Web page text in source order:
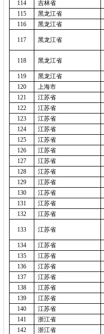
114 吉林省
115
黑龙江省
116
黑龙江省
117 黑龙江省
118 黑龙江省
119 黑龙江省
120
上海市
121
江苏省
122
江苏省
123
江苏省
124
江苏省
125
江苏省
126
江苏省
127
江苏省
128
江苏省
129
江苏省
130
江苏省
131
江苏省
132
江苏省
133 江苏省
134 江苏省
135
江苏省
136
江苏省
137
江苏省
138
江苏省
139
江苏省
140
江苏省
141
浙江省
142
浙江省